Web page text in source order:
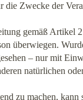
Zwecke der
gemäß
überwiegen.
– nur mit
natürlichen
zu machen,